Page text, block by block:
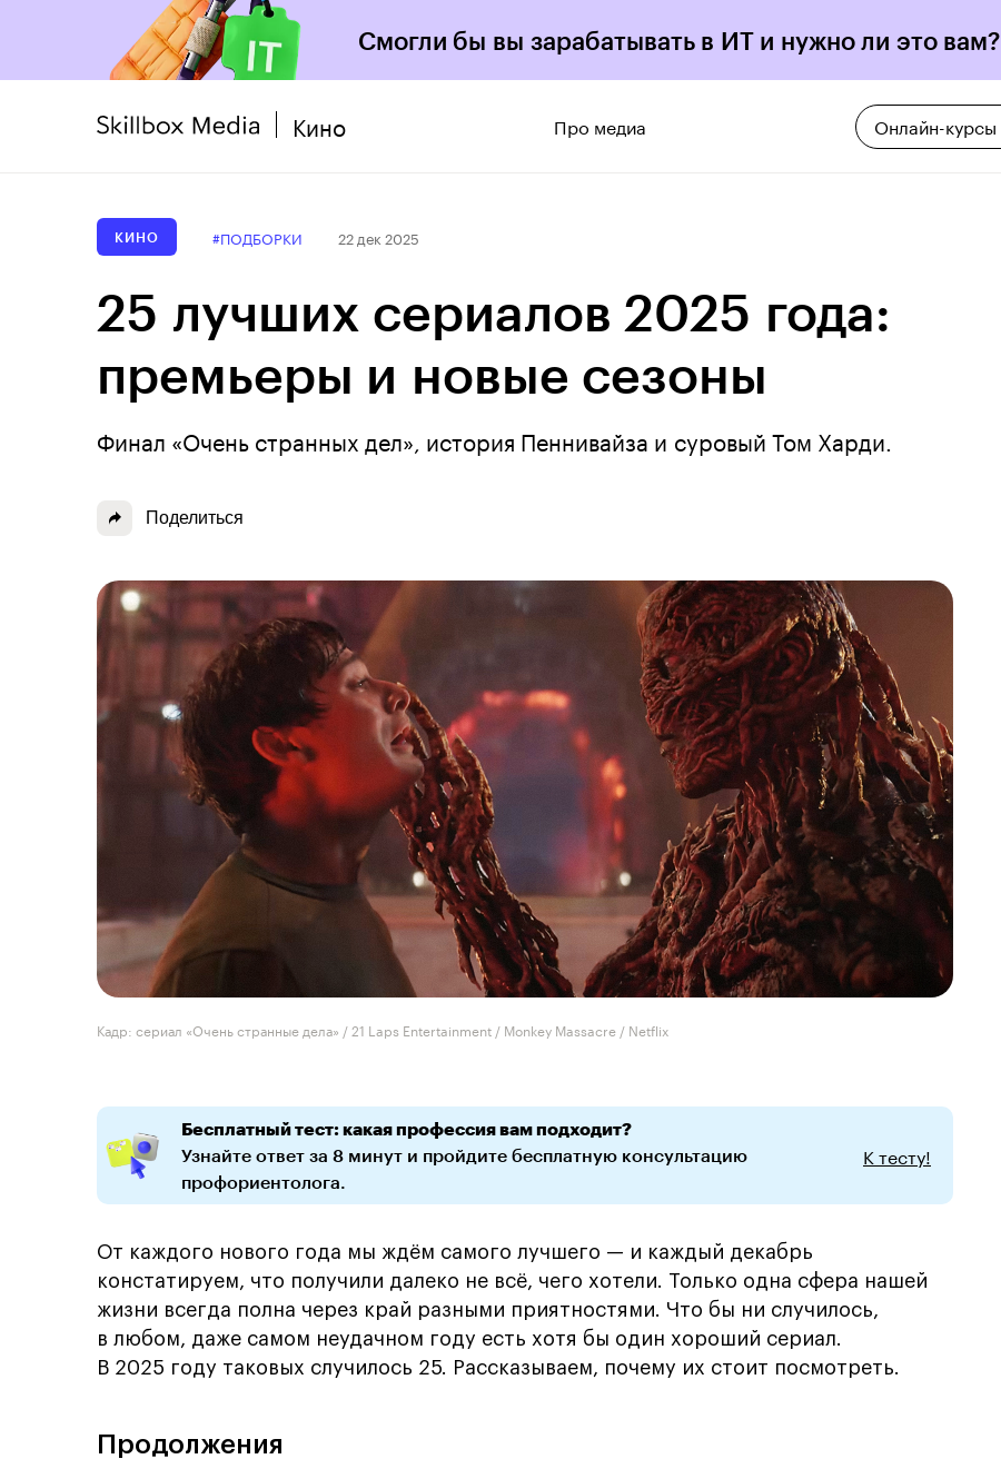
Смогли бы вы зарабатывать в ИТ и нужно ли это вам?
Кино Про медиа Онлайн-курсы
КИНО #ПОДБОРКИ 22 дек 2025
25 лучших сериалов 2025 года:
премьеры и новые сезоны
Финал «Очень странных дел», история Пеннивайза и суровый Том Харди.
Поделиться
Кадр: сериал «Очень странные дела» / 21 Laps Entertainment / Monkey Massacre / Netflix
Бесплатный тест: какая профессия вам подходит?
Узнайте ответ за 8 минут и пройдите бесплатную консультацию
профориентолога.
К тесту!
От каждого нового года мы ждём самого лучшего — и каждый декабрь
констатируем, что получили далеко не всё, чего хотели. Только одна сфера нашей
жизни всегда полна через край разными приятностями. Что бы ни случилось,
в любом, даже самом неудачном году есть хотя бы один хороший сериал.
В 2025 году таковых случилось 25. Рассказываем, почему их стоит посмотреть.
Продолжения